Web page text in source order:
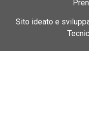
Sito ideato e